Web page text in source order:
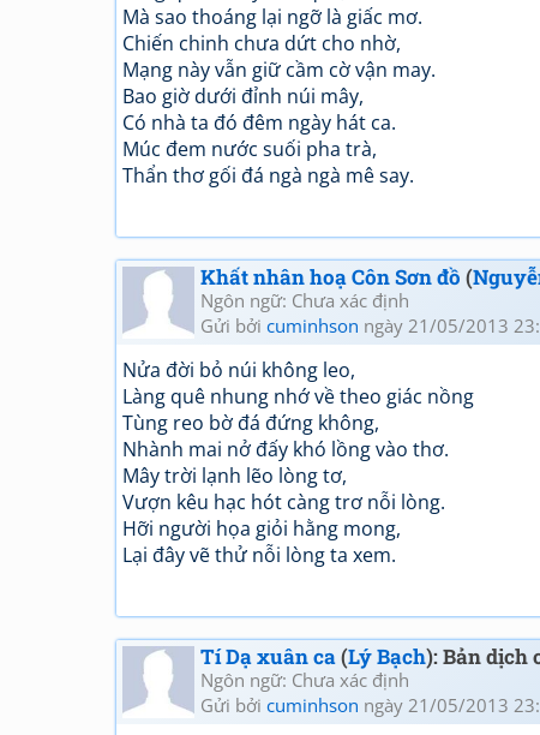
Mà sao thoáng lại ngỡ là giấc mơ.
Chiến chinh chưa dứt cho nhờ,
Mạng này vẫn giữ cầm cờ vận may.
Bao giờ dưới đỉnh núi mây,
Có nhà ta đó đêm ngày hát ca.
Múc đem nước suối pha trà,
Thẩn thơ gối đá ngà ngà mê say.
Khất nhân hoạ Côn Sơn đồ (
Ngôn ngữ: Chưa xác định
Gửi bởi cuminhson ngày 21/05/2013
Nửa đời bỏ núi không leo,
Làng quê nhung nhớ về theo giác nồng
Tùng reo bờ đá đứng không,
Nhành mai nở đấy khó lồng vào thơ.
Mây trời lạnh lẽo lòng tơ,
Vượn kêu hạc hót càng trơ nỗi lòng.
Hỡi người họa giỏi hằng mong,
Lại đây vẽ thử nỗi lòng ta xem.
Tí Dạ xuân ca(Lý Bạch): Bản dịch
Ngôn ngữ: Chưa xác định
Gửi bởi cuminhson ngày 21/05/2013